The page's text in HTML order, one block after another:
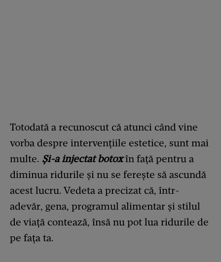
Totodată a recunoscut că atunci când vine
vorba despre intervențiile estetice, sunt mai
multe. Și-a injectat botoxîn față pentru a
diminua ridurile și nu se ferește să ascundă
acest lucru. Vedeta a precizat că, într-
adevăr, gena, programul alimentar și stilul
de viață contează, însă nu pot lua ridurile de
pe fața ta.